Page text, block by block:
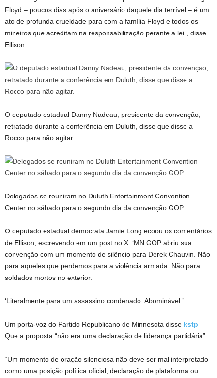
Floyd – poucos dias após o aniversário daquele dia terrível – é um
ato de profunda crueldade para com a família Floyd e todos os
mineiros que acreditam na responsabilização perante a lei”, disse
Ellison.
O deputado estadual Danny Nadeau, presidente da convenção,
retratado durante a conferência em Duluth, disse que disse a
Rocco para não agitar.
Delegados se reuniram no Duluth Entertainment Convention
Center no sábado para o segundo dia da convenção GOP
O deputado estadual democrata Jamie Long ecoou os comentários
de Ellison, escrevendo em um post no X: ‘MN GOP abriu sua
convenção com um momento de silêncio para Derek Chauvin. Não
para aqueles que perdemos para a violência armada. Não para
soldados mortos no exterior.
‘Literalmente para um assassino condenado. Abominável.’
Um porta-voz do Partido Republicano de Minnesota disse kstp
Que a proposta “não era uma declaração de liderança partidária”.
“Um momento de oração silenciosa não deve ser mal interpretado
como uma posição política oficial, declaração de plataforma ou